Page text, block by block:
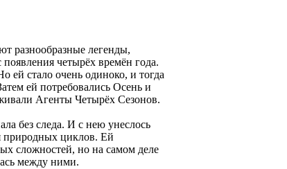
разнообразные легенды,
четырёх времён года.
ей стало очень одиноко, и тогда
ей потребовались Осень и
Агенты Четырёх Сезонов.
без следа. И с нею унеслось
природных циклов. Ей
сложностей, но на самом деле
между ними.